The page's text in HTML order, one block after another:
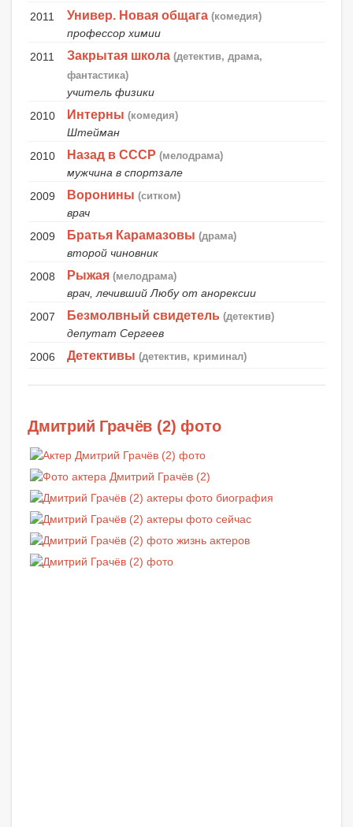
2011 Универ. Новая общага (комедия)
профессор химии
2011
Закрытая школа (детектив, драма,
фантастика)
учитель физики
2010
Интерны (комедия)
Штейман
2010
Назад в СССР (мелодрама)
мужчина в спортзале
2009
Воронины (ситком)
врач
2009
Братья Карамазовы (драма)
второй чиновник
2008
Рыжая (мелодрама)
врач, лечивший Любу от анорексии
2007
Безмолвный свидетель (детектив)
депутат Сергеев
2006
Детективы (детектив, криминал)
Дмитрий Грачёв (2) фото